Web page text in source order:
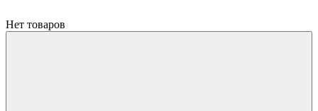
Нет товаров